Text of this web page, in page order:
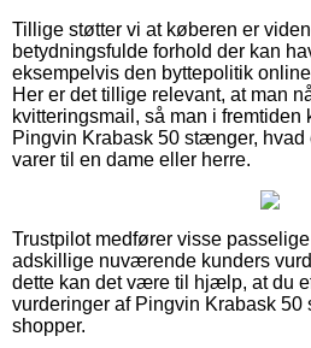
Tillige støtter vi at køberen er
betydningsfulde forhold der kan
eksempelvis den byttepolitik
Her er det tillige relevant, at man
kvitteringsmail, så man i fremtiden
Pingvin Krabask 50 stænger, hvad
varer til en dame eller herre.
Trustpilot medfører visse
adskillige nuværende kunders
dette kan det være til hjælp, at du
vurderinger af Pingvin Krabask
shopper.